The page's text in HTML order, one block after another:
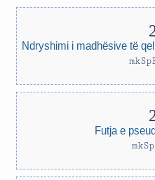
Ndryshimi i madhësive të
Futja e